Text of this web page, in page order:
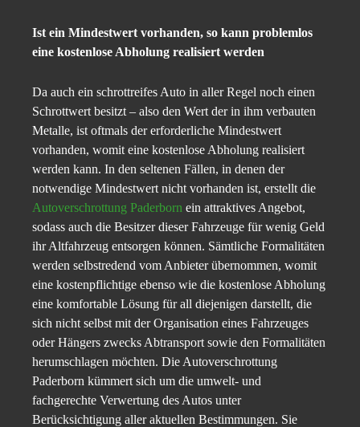
Ist ein Mindestwert vorhanden, so kann problemlos
eine kostenlose Abholung realisiert werden
Da auch ein schrottreifes Auto in aller Regel noch einen
Schrottwert besitzt – also den Wert der in ihm verbauten
Metalle, ist oftmals der erforderliche Mindestwert
vorhanden, womit eine kostenlose Abholung realisiert
werden kann. In den seltenen Fällen, in denen der
notwendige Mindestwert nicht vorhanden ist, erstellt die
Autoverschrottung Paderborn ein attraktives Angebot,
sodass auch die Besitzer dieser Fahrzeuge für wenig Geld
ihr Altfahrzeug entsorgen können. Sämtliche Formalitäten
werden selbstredend vom Anbieter übernommen, womit
eine kostenpflichtige ebenso wie die kostenlose Abholung
eine komfortable Lösung für all diejenigen darstellt, die
sich nicht selbst mit der Organisation eines Fahrzeuges
oder Hängers zwecks Abtransport sowie den Formalitäten
herumschlagen möchten. Die Autoverschrottung
Paderborn kümmert sich um die umwelt- und
fachgerechte Verwertung des Autos unter
Berücksichtigung aller aktuellen Bestimmungen. Sie